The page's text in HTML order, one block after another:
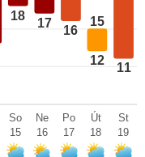
18
17
16
15
12
11
So
15
Ne
16
Po
17
Út
18
St
19